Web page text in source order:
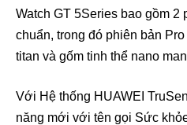
Watch GT 5Series bao gồm 2
chuẩn, trong đó phiên bản
titan và gốm tinh thể nano
Với Hệ thống HUAWEI
năng mới với tên gọi Sức